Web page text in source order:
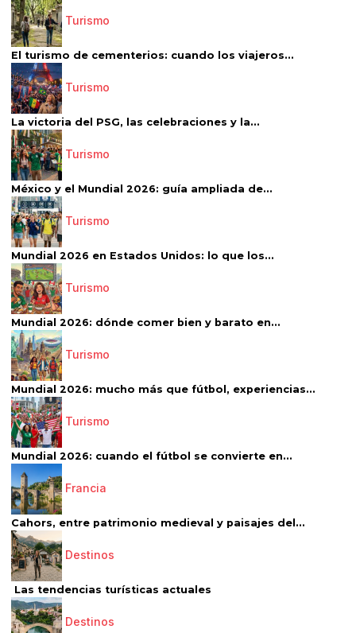
Turismo
El turismo de cementerios: cuando los viajeros...
Turismo
La victoria del PSG, las celebraciones y la...
Turismo
México y el Mundial 2026: guía ampliada de...
Turismo
Mundial 2026 en Estados Unidos: lo que los...
Turismo
Mundial 2026: dónde comer bien y barato en...
Turismo
Mundial 2026: mucho más que fútbol, experiencias...
Turismo
Mundial 2026: cuando el fútbol se convierte en...
Francia
Cahors, entre patrimonio medieval y paisajes del...
Destinos
Las tendencias turísticas actuales
Destinos